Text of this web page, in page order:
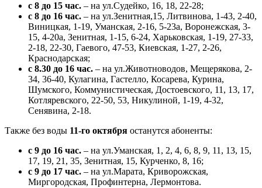
с 8 до 15 час. – на ул.Судейко, 16, 18, 22-28;
с 8 до 16 час. – на ул.Зенитная,15, Литвинова, 1-43, 2-40,
Виницкая, 1-19, Уманская, 2-16, 5-23а, Воронежская, 3-
15, 4-20а, Зенитная, 1-15, 6-24, Харьковская, 1-19, 27-33,
2-18, 22-30, Гаевого, 47-53, Киевская, 1-27, 2-26,
Краснодарская;
с 8.30 до 16 час. – на ул.Животноводов, Мещерякова, 2-
34, 36-40, Кулагина, Гастелло, Косарева, Курина,
Шумского, Коммунистическая, Достоевского, 11, 13, 17,
Котляревского, 22-50, 53, Никулиной, 1-19, 4-32,
Сенявина, 2-18.
Также без воды 11-го октября останутся абоненты:
с 9 до 16 час. – на ул.Уманская, 1, 2, 4, 6, 8, 9, 11, 13, 15,
17, 19, 21, 35, Зенитная, 15, Курченко, 8, 16;
с 9 до 17 час. – на ул.Марата, Криворожская,
Миргородская, Профинтерна, Лермонтова.